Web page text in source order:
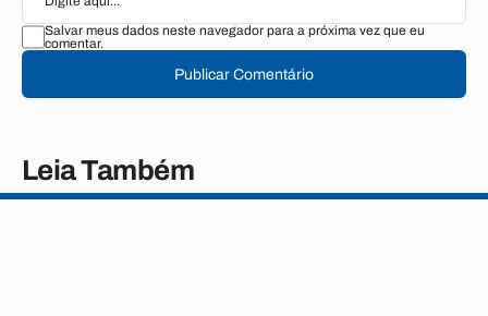
Salvar meus dados neste navegador para a próxima vez que eu
comentar.
Publicar Comentário
Leia Também